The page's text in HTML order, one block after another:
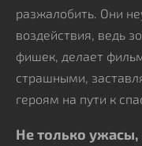
разжалобить. Они
воздействия, ведь
фишек, делает
страшными,
героям на пути к
Не только